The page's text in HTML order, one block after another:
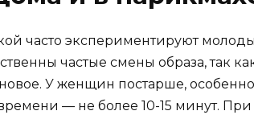
часто экспериментируют
частые смены образа, так
У женщин постарше,
— не более 10-15 минут. При